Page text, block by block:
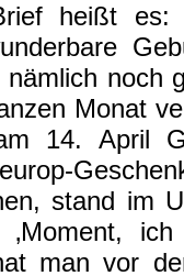
heißt es:
noch
Monat
14. April
stand im
man vor